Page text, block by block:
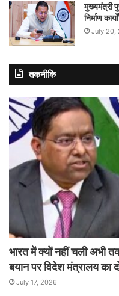
मुख्यमंत्री
निर्माण
July 20,
तकनीकि
भारत में क्यों नहीं चली अभी
बयान पर विदेश मंत्रालय का
July 17, 2026